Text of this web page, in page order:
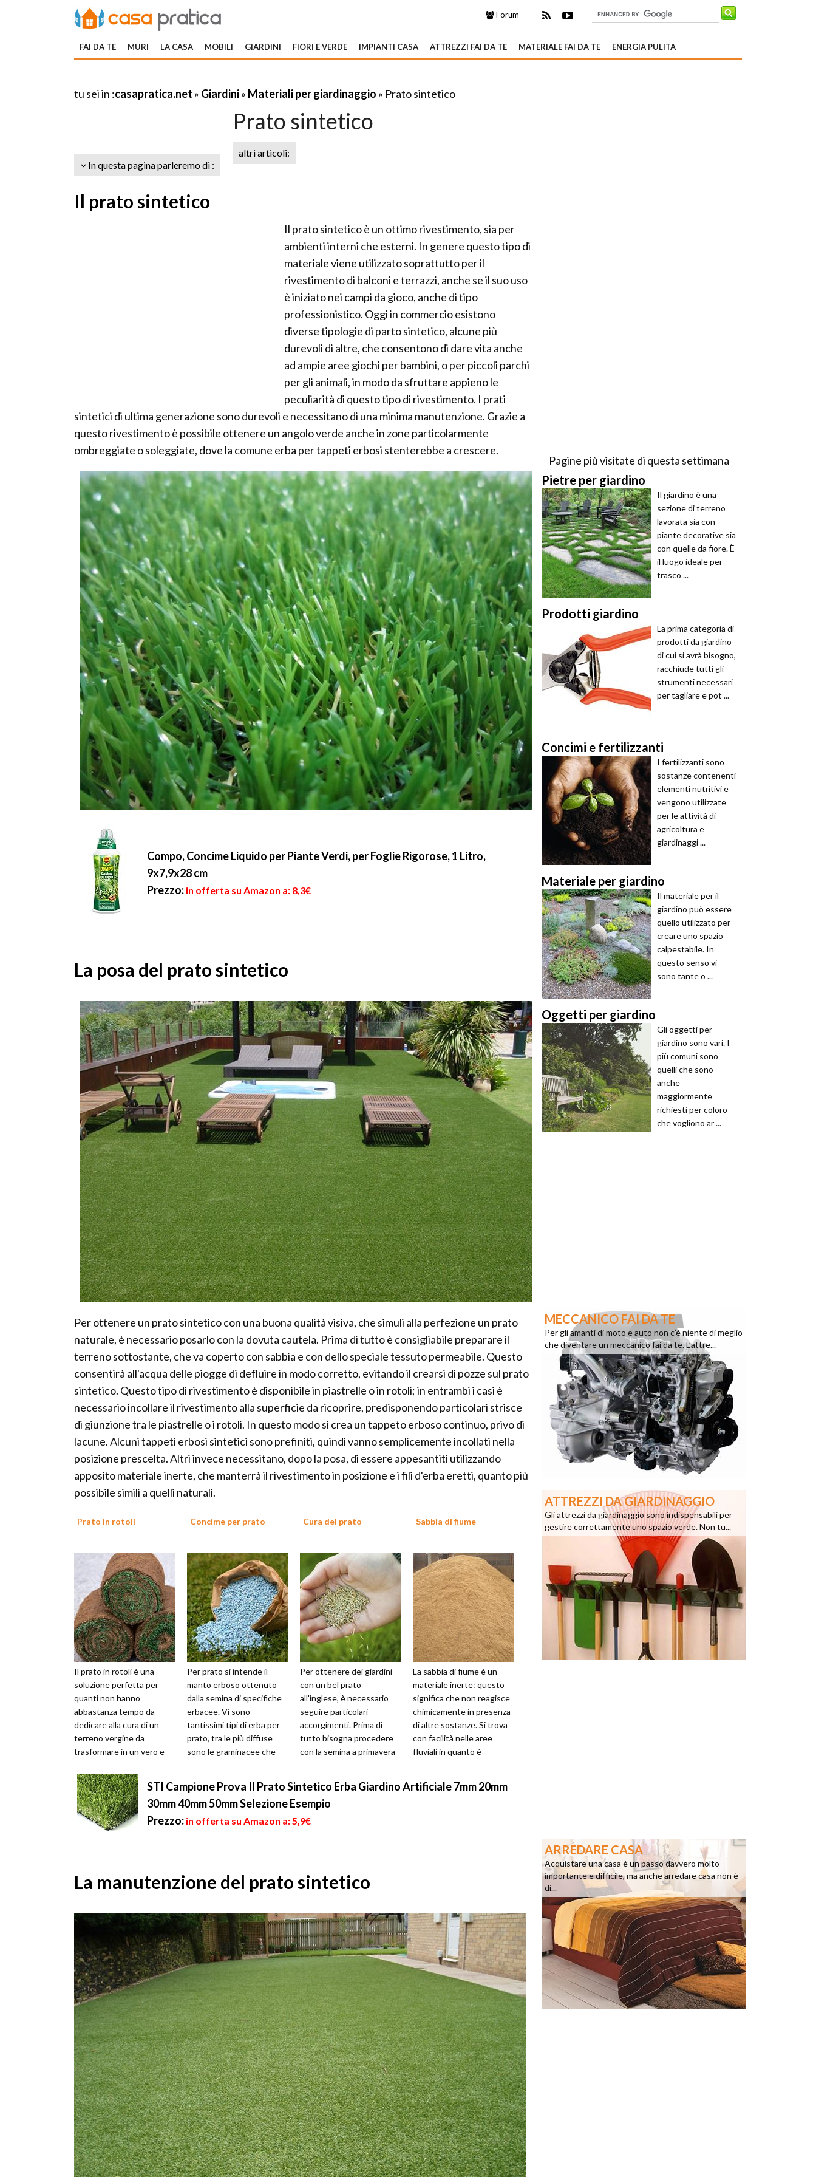
Forum
FAI DA TE MURI LA CASA MOBILI GIARDINI FIORI E VERDE IMPIANTI CASA ATTREZZI FAI DA TE MATERIALE FAI DA TE ENERGIA PULITA
tu sei in :casapratica.net » Giardini» Materiali per giardinaggio » Prato sintetico
Prato sintetico
In questa pagina parleremo di :
altri articoli:
Il prato sintetico
Il prato sintetico è un ottimo rivestimento, sia per
ambienti interni che esterni. In genere questo tipo di
materiale viene utilizzato soprattutto per il
rivestimento di balconi e terrazzi, anche se il suo uso
è iniziato nei campi da gioco, anche di tipo
professionistico. Oggi in commercio esistono
diverse tipologie di parto sintetico, alcune più
durevoli di altre, che consentono di dare vita anche
ad ampie aree giochi per bambini, o per piccoli parchi
per gli animali, in modo da sfruttare appieno le
peculiarità di questo tipo di rivestimento. I prati
sintetici di ultima generazione sono durevoli e necessitano di una minima manutenzione. Grazie a
questo rivestimento è possibile ottenere un angolo verde anche in zone particolarmente
ombreggiate o soleggiate, dove la comune erba per tappeti erbosi stenterebbe a crescere.
Compo, Concime Liquido per Piante Verdi, per Foglie Rigorose, 1 Litro,
9x7,9x28 cm
Prezzo: in offerta su Amazon a: 8,3€
La posa del prato sintetico
Per ottenere un prato sintetico con una buona qualità visiva, che simuli alla perfezione un prato
naturale, è necessario posarlo con la dovuta cautela. Prima di tutto è consigliabile preparare il
terreno sottostante, che va coperto con sabbia e con dello speciale tessuto permeabile. Questo
consentirà all'acqua delle piogge di defluire in modo corretto, evitando il crearsi di pozze sul prato
sintetico. Questo tipo di rivestimento è disponibile in piastrelle o in rotoli; in entrambi i casi è
necessario incollare il rivestimento alla superficie da ricoprire, predisponendo particolari strisce
di giunzione tra le piastrelle o i rotoli. In questo modo si crea un tappeto erboso continuo, privo di
lacune. Alcuni tappeti erbosi sintetici sono prefiniti, quindi vanno semplicemente incollati nella
posizione prescelta. Altri invece necessitano, dopo la posa, di essere appesantiti utilizzando
apposito materiale inerte, che manterrà il rivestimento in posizione e i fili d'erba eretti, quanto più
possibile simili a quelli naturali.
Prato in rotoli
Il prato in rotoli è una
soluzione perfetta per
quanti non hanno
abbastanza tempo da
dedicare alla cura di un
terreno vergine da
trasformare in un vero e
costituito da erba sin...
Concime per prato
Per prato si intende il
manto erboso ottenuto
dalla semina di specifiche
erbacee. Vi sono
tantissimi tipi di erba per
prato, tra le più diffuse
sono le graminacee che
Cura del prato
Per ottenere dei giardini
con un bel prato
all'inglese, è necessario
seguire particolari
accorgimenti. Prima di
tutto bisogna procedere
con la semina a primavera
Sabbia di fiume
La sabbia di fiume è un
materiale inerte: questo
significa che non reagisce
chimicamente in presenza
di altre sostanze. Si trova
con facilità nelle aree
fluviali in quanto è
STI Campione Prova Il Prato Sintetico Erba Giardino Artificiale 7mm 20mm
30mm 40mm 50mm Selezione Esempio
Prezzo: in offerta su Amazon a: 5,9€
La manutenzione del prato sintetico
Pagine più visitate di questa settimana
Pietre per giardino
Il giardino è una
sezione di terreno
lavorata sia con
piante decorative sia
con quelle da fiore. È
il luogo ideale per
trasco ...
Prodotti giardino
La prima categoria di
prodotti da giardino
di cui si avrà bisogno,
racchiude tutti gli
strumenti necessari
per tagliare e pot ...
Concimi e fertilizzanti
I fertilizzanti sono
sostanze contenenti
elementi nutritivi e
vengono utilizzate
per le attività di
agricoltura e
giardinaggi ...
Materiale per giardino
Il materiale per il
giardino può essere
quello utilizzato per
creare uno spazio
calpestabile. In
questo senso vi
sono tante o ...
Oggetti per giardino
Gli oggetti per
giardino sono vari. I
più comuni sono
quelli che sono
anche
maggiormente
richiesti per coloro
che vogliono ar ...
MECCANICO FAI DA TE
Per gli amanti di moto e auto non c’è niente di meglio
che diventare un meccanico fai da te. L’attre...
ATTREZZI DA GIARDINAGGIO
Gli attrezzi da giardinaggio sono indispensabili per
gestire correttamente uno spazio verde. Non tu...
ARREDARE CASA
Acquistare una casa è un passo davvero molto
importante e difficile, ma anche arredare casa non è
di...